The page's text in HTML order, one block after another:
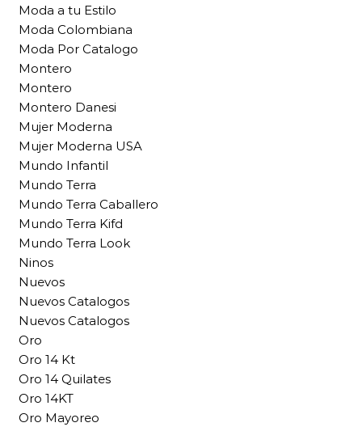
Moda a tu Estilo
Moda Colombiana
Moda Por Catalogo
Montero
Montero
Montero Danesi
Mujer Moderna
Mujer Moderna USA
Mundo Infantil
Mundo Terra
Mundo Terra Caballero
Mundo Terra Kifd
Mundo Terra Look
Ninos
Nuevos
Nuevos Catalogos
Nuevos Catalogos
Oro
Oro 14 Kt
Oro 14 Quilates
Oro 14KT
Oro Mayoreo